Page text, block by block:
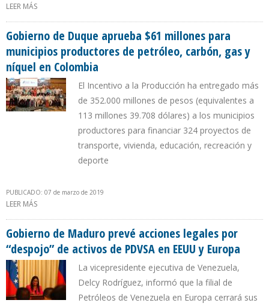
LEER MÁS
Gobierno de Duque aprueba $61 millones para
municipios productores de petróleo, carbón, gas y
níquel en Colombia
El Incentivo a la Producción ha entregado más
de 352.000 millones de pesos (equivalentes a
113 millones 39.708 dólares) a los municipios
productores para financiar 324 proyectos de
transporte, vivienda, educación, recreación y
deporte
PUBLICADO: 07 de marzo de 2019
LEER MÁS
NÍQUEL EN COLOMBIA
Gobierno de Maduro prevé acciones legales por
“despojo” de activos de PDVSA en EEUU y Europa
La vicepresidente ejecutiva de Venezuela,
Delcy Rodríguez, informó que la filial de
Petróleos de Venezuela en Europa cerrará sus